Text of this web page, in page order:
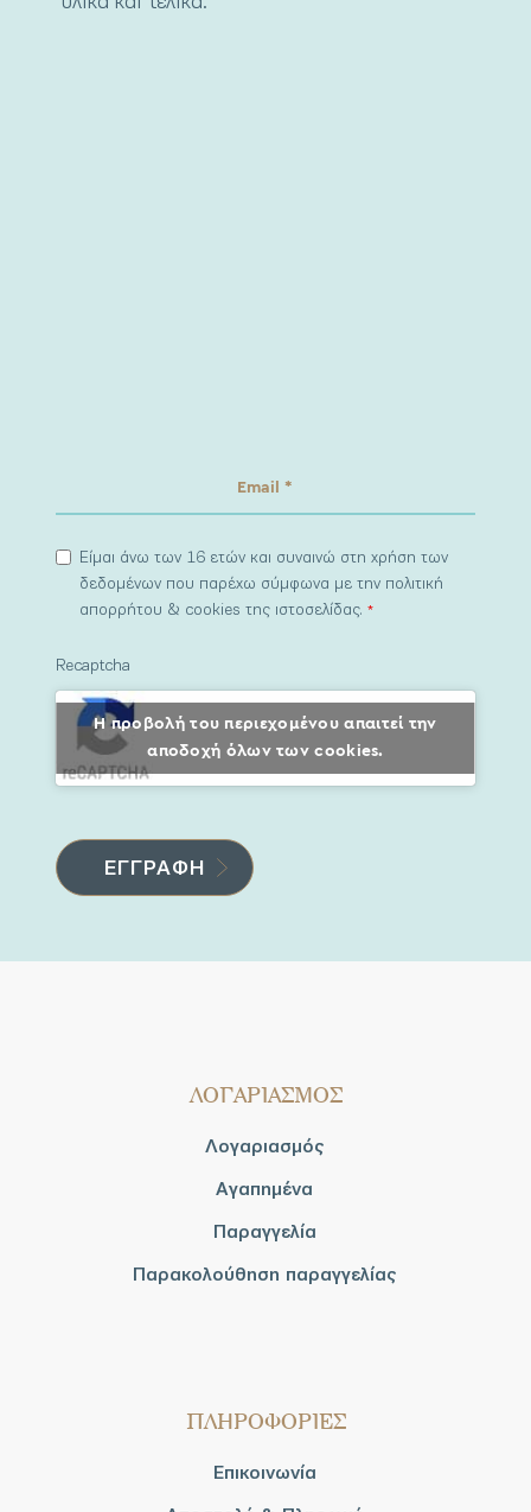
Είμαι άνω των 16 ετών και συναινώ στη χρήση των
δεδομένων που παρέχω σύμφωνα με την πολιτική
απορρήτου & cookies της ιστοσελίδας.*
Recaptcha
Η προβολή του περιεχομένου απαιτεί την
αποδοχή όλων των cookies.
ΛΟΓΑΡΙΑΣΜΟΣ
Λογαριασμός
Αγαπημένα
Παραγγελία
Παρακολούθηση παραγγελίας
ΠΛΗΡΟΦΟΡΙΕΣ
Επικοινωνία